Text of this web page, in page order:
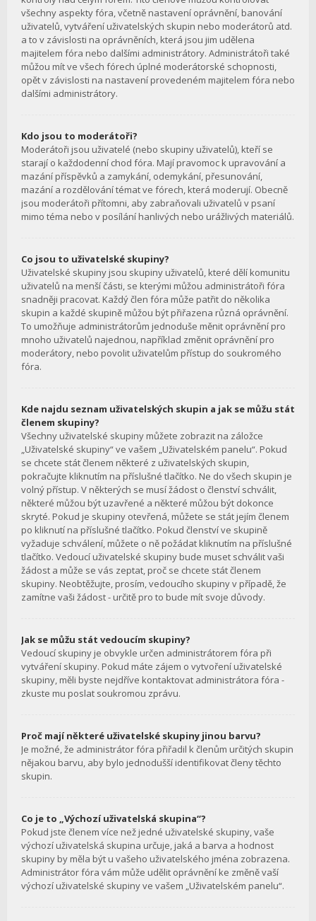
všechny aspekty fóra, včetně nastavení oprávnění, banování
uživatelů, vytváření uživatelských skupin nebo moderátorů atd.
a to v závislosti na oprávněních, která jsou jim udělena
majitelem fóra nebo dalšími administrátory. Administrátoři také
můžou mít ve všech fórech úplné moderátorské schopnosti,
opět v závislosti na nastavení provedeném majitelem fóra nebo
dalšími administrátory.
Kdo jsou to moderátoři?
Moderátoři jsou uživatelé (nebo skupiny uživatelů), kteří se
starají o každodenní chod fóra. Mají pravomoc k upravování a
mazání příspěvků a zamykání, odemykání, přesunování,
mazání a rozdělování témat ve fórech, která moderují. Obecně
jsou moderátoři přítomni, aby zabraňovali uživatelů v psaní
mimo téma nebo v posílání hanlivých nebo urážlivých materiálů.
Co jsou to uživatelské skupiny?
Uživatelské skupiny jsou skupiny uživatelů, které dělí komunitu
uživatelů na menší části, se kterými můžou administrátoři fóra
snadněji pracovat. Každý člen fóra může patřit do několika
skupin a každé skupině můžou být přiřazena různá oprávnění.
To umožňuje administrátorům jednoduše měnit oprávnění pro
mnoho uživatelů najednou, například změnit oprávnění pro
moderátory, nebo povolit uživatelům přístup do soukromého
fóra.
Kde najdu seznam uživatelských skupin a jak se můžu stát
členem skupiny?
Všechny uživatelské skupiny můžete zobrazit na záložce
„Uživatelské skupiny“ ve vašem „Uživatelském panelu“. Pokud
se chcete stát členem některé z uživatelských skupin,
pokračujte kliknutím na příslušné tlačítko. Ne do všech skupin je
volný přístup. V některých se musí žádost o členství schválit,
některé můžou být uzavřené a některé můžou být dokonce
skryté. Pokud je skupiny otevřená, můžete se stát jejím členem
po kliknutí na příslušné tlačítko. Pokud členství ve skupině
vyžaduje schválení, můžete o ně požádat kliknutím na příslušné
tlačítko. Vedoucí uživatelské skupiny bude muset schválit vaši
žádost a může se vás zeptat, proč se chcete stát členem
skupiny. Neobtěžujte, prosím, vedoucího skupiny v případě, že
zamítne vaši žádost - určitě pro to bude mít svoje důvody.
Jak se můžu stát vedoucím skupiny?
Vedoucí skupiny je obvykle určen administrátorem fóra při
vytváření skupiny. Pokud máte zájem o vytvoření uživatelské
skupiny, měli byste nejdříve kontaktovat administrátora fóra -
zkuste mu poslat soukromou zprávu.
Proč mají některé uživatelské skupiny jinou barvu?
Je možné, že administrátor fóra přiřadil k členům určitých skupin
nějakou barvu, aby bylo jednodušší identifikovat členy těchto
skupin.
Co je to „Výchozí uživatelská skupina“?
Pokud jste členem více než jedné uživatelské skupiny, vaše
výchozí uživatelská skupina určuje, jaká a barva a hodnost
skupiny by měla být u vašeho uživatelského jména zobrazena.
Administrátor fóra vám může udělit oprávnění ke změně vaší
výchozí uživatelské skupiny ve vašem „Uživatelském panelu“.